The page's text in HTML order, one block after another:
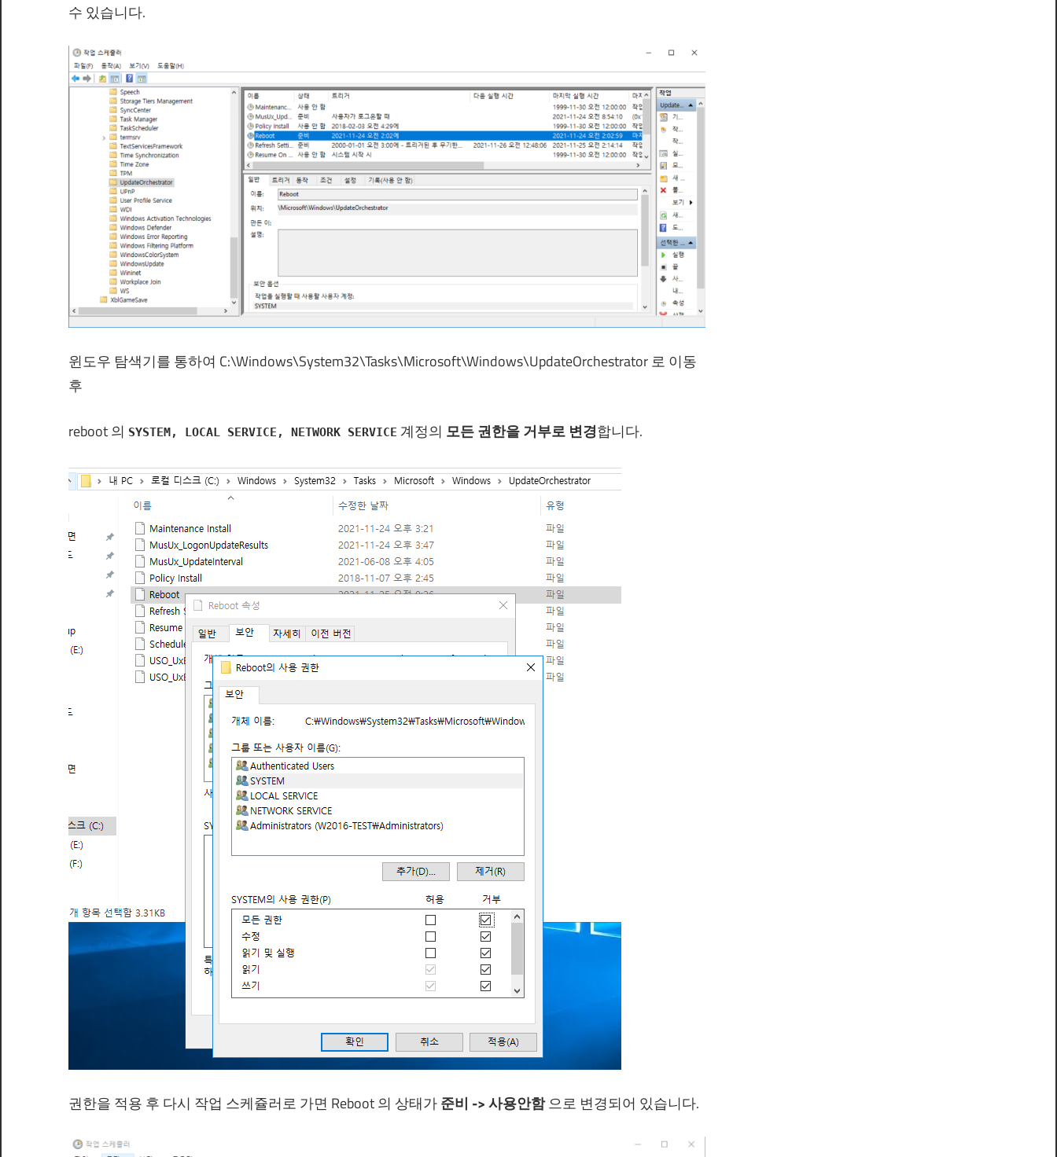
수 있습니다.
윈도우 탐색기를 통하여 C:\Windows\System32\Tasks\Microsoft\Windows\UpdateOrchestrator 로 이동
후
reboot 의 SYSTEM, LOCAL SERVICE, NETWORK SERVICE 계정의 모든 권한을 거부로 변경합니다.
권한을 적용 후 다시 작업 스케쥴러로 가면 Reboot 의 상태가준비 -> 사용안함으로 변경되어 있습니다.